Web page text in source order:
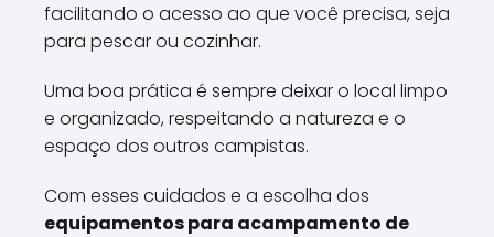
facilitando o acesso ao que você precisa, seja
para pescar ou cozinhar.
Uma boa prática é sempre deixar o local limpo
e organizado, respeitando a natureza e o
espaço dos outros campistas.
Com esses cuidados e a escolha dos
equipamentos para acampamento de